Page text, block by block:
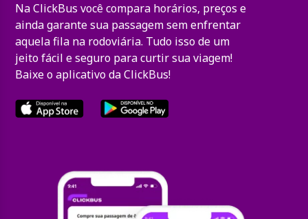
Na ClickBus você compara horários, preços e
ainda garante sua passagem sem enfrentar
aquela fila na rodoviária. Tudo isso de um
jeito fácil e seguro para curtir sua viagem!
Baixe o aplicativo da ClickBus!